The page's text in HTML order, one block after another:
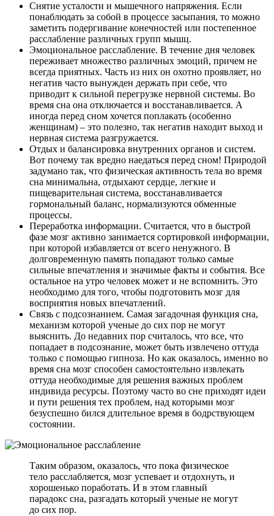
Снятие усталости и мышечного напряжения. Если
понаблюдать за собой в процессе засыпания, то можно
заметить подергивание конечностей или постепенное
расслабление различных групп мышц.
Эмоциональное расслабление. В течение дня человек
переживает множество различных эмоций, причем не
всегда приятных. Часть из них он охотно проявляет, но
негатив часто вынужден держать при себе, что
приводит к сильной перегрузке нервной системы. Во
время сна она отключается и восстанавливается. А
иногда перед сном хочется поплакать (особенно
женщинам) – это полезно, так негатив находит выход и
нервная система разгружается.
Отдых и балансировка внутренних органов и систем.
Вот почему так вредно наедаться перед сном! Природой
задумано так, что физическая активность тела во время
сна минимальна, отдыхают сердце, легкие и
пищеварительная система, восстанавливается
гормональный баланс, нормализуются обменные
процессы.
Переработка информации. Считается, что в быстрой
фазе мозг активно занимается сортировкой информации,
при которой избавляется от всего ненужного. В
долговременную память попадают только самые
сильные впечатления и значимые факты и события. Все
остальное на утро человек может и не вспомнить. Это
необходимо для того, чтобы подготовить мозг для
восприятия новых впечатлений.
Связь с подсознанием. Самая загадочная функция сна,
механизм которой ученые до сих пор не могут
выяснить. До недавних пор считалось, что все, что
попадает в подсознание, может быть извлечено оттуда
только с помощью гипноза. Но как оказалось, именно во
время сна мозг способен самостоятельно извлекать
оттуда необходимые для решения важных проблем
индивида ресурсы. Поэтому часто во сне приходят идеи
и пути решения тех проблем, над которыми мозг
безуспешно бился длительное время в бодрствующем
состоянии.
Таким образом, оказалось, что пока физическое
тело расслабляется, мозг успевает и отдохнуть, и
хорошенько поработать. И в этом главный
парадокс сна, разгадать который ученые не могут
до сих пор.